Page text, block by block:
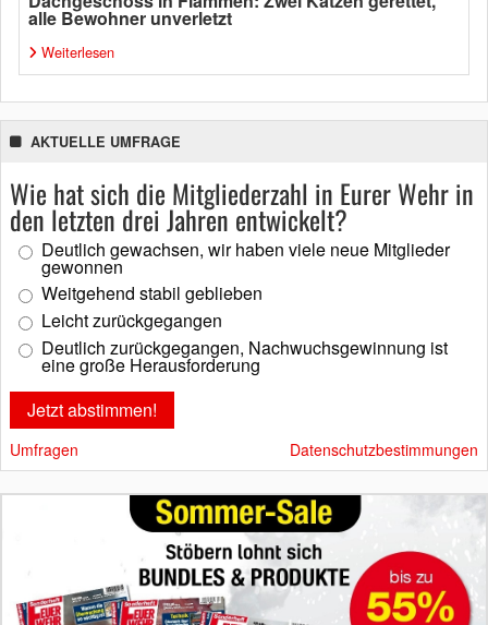
alle Bewohner unverletzt
Weiterlesen
AKTUELLE UMFRAGE
Wie hat sich die Mitgliederzahl in Eurer Wehr in
den letzten drei Jahren entwickelt?
Deutlich gewachsen, wir haben viele neue Mitglieder
gewonnen
Weitgehend stabil geblieben
Leicht zurückgegangen
Deutlich zurückgegangen, Nachwuchsgewinnung ist
eine große Herausforderung
Umfragen Datenschutzbestimmungen